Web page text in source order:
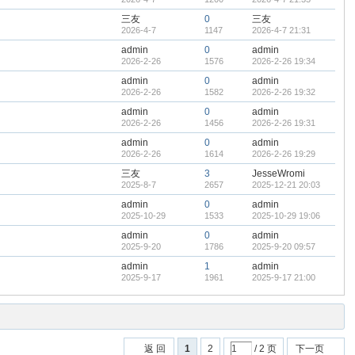
三友
2026-4-7
0
1147
三友
2026-4-7 21:31
admin
2026-2-26
0
1576
admin
2026-2-26 19:34
admin
2026-2-26
0
1582
admin
2026-2-26 19:32
admin
2026-2-26
0
1456
admin
2026-2-26 19:31
admin
2026-2-26
0
1614
admin
2026-2-26 19:29
三友
2025-8-7
3
2657
JesseWromi
2025-12-21 20:03
admin
2025-10-29
0
1533
admin
2025-10-29 19:06
admin
2025-9-20
0
1786
admin
2025-9-20 09:57
admin
2025-9-17
1
1961
admin
2025-9-17 21:00
1 2 / 2 页 下一页
返 回